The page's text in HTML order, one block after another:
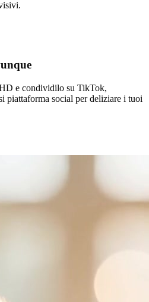
e condividilo su TikTok,
piattaforma social per deliziare i tuoi